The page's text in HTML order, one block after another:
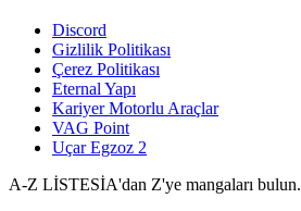
Discord
Gizlilik Politikası
Çerez Politikası
Eternal Yapı
Kariyer Motorlu Araçlar
VAG Point
Uçar Egzoz 2
A-Z LİSTESİA'dan Z'ye mangaları bulun.